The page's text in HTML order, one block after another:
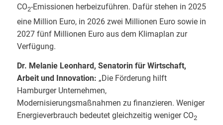
CO2-Emissionen herbeizuführen. Dafür stehen in 2025
eine Million Euro, in 2026 zwei Millionen Euro sowie in
2027 fünf Millionen Euro aus dem Klimaplan zur
Verfügung.
Dr. Melanie Leonhard, Senatorin für Wirtschaft,
Arbeit und Innovation: „Die Förderung hilft
Hamburger Unternehmen,
Modernisierungsmaßnahmen zu finanzieren. Weniger
Energieverbrauch bedeutet gleichzeitig weniger CO2